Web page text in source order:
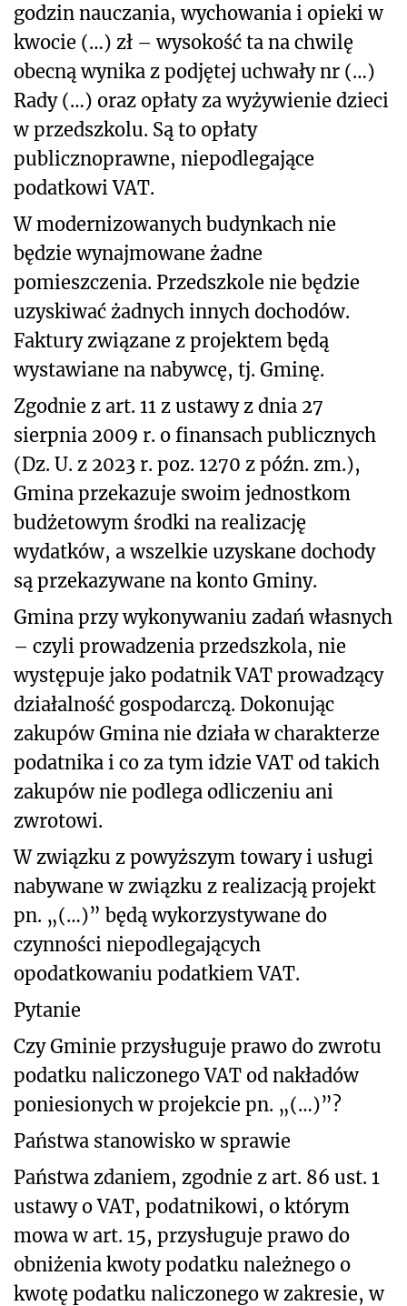
godzin nauczania, wychowania i opieki w
kwocie (…) zł – wysokość ta na chwilę
obecną wynika z podjętej uchwały nr (…)
Rady (…) oraz opłaty za wyżywienie dzieci
w przedszkolu. Są to opłaty
publicznoprawne, niepodlegające
podatkowi VAT.
W modernizowanych budynkach nie
będzie wynajmowane żadne
pomieszczenia. Przedszkole nie będzie
uzyskiwać żadnych innych dochodów.
Faktury związane z projektem będą
wystawiane na nabywcę, tj. Gminę.
Zgodnie z art. 11 z ustawy z dnia 27
sierpnia 2009 r. o finansach publicznych
(Dz. U. z 2023 r. poz. 1270 z późn. zm.),
Gmina przekazuje swoim jednostkom
budżetowym środki na realizację
wydatków, a wszelkie uzyskane dochody
są przekazywane na konto Gminy.
Gmina przy wykonywaniu zadań własnych
– czyli prowadzenia przedszkola, nie
występuje jako podatnik VAT prowadzący
działalność gospodarczą. Dokonując
zakupów Gmina nie działa w charakterze
podatnika i co za tym idzie VAT od takich
zakupów nie podlega odliczeniu ani
zwrotowi.
W związku z powyższym towary i usługi
nabywane w związku z realizacją projekt
pn. „(…)” będą wykorzystywane do
czynności niepodlegających
opodatkowaniu podatkiem VAT.
Pytanie
Czy Gminie przysługuje prawo do zwrotu
podatku naliczonego VAT od nakładów
poniesionych w projekcie pn. „(…)”?
Państwa stanowisko w sprawie
Państwa zdaniem, zgodnie z art. 86 ust. 1
ustawy o VAT, podatnikowi, o którym
mowa w art. 15, przysługuje prawo do
obniżenia kwoty podatku należnego o
kwotę podatku naliczonego w zakresie, w